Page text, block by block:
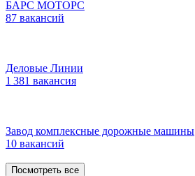
БАРС МОТОРС
87 вакансий
Деловые Линии
1 381 вакансия
Завод комплексные дорожные машины
10 вакансий
Посмотреть все